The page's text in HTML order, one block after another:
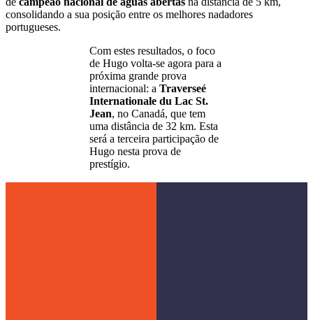
consolidando a sua posição entre os melhores nadadores
portugueses.
Com estes resultados, o foco
de Hugo volta-se agora para a
próxima grande prova
internacional: a Traverseé
Internationale du Lac St.
Jean, no Canadá, que tem
uma distância de 32 km. Esta
será a terceira participação de
Hugo nesta prova de
prestígio.